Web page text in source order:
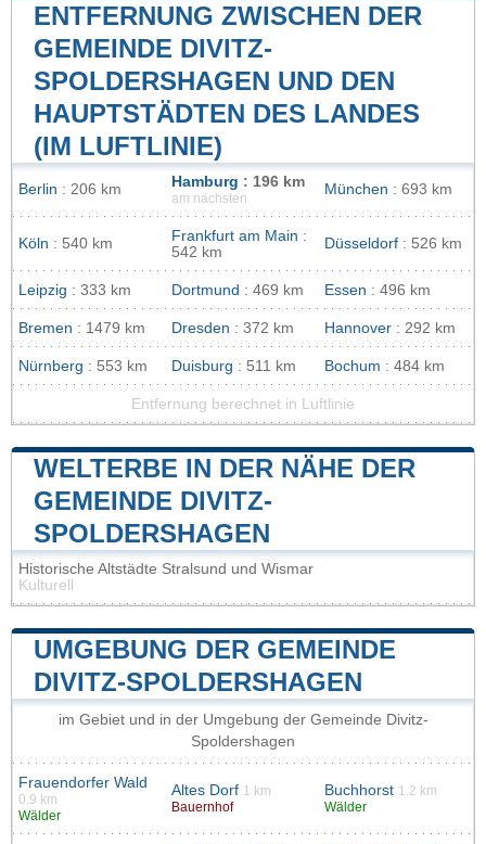
ENTFERNUNG ZWISCHEN DER
GEMEINDE DIVITZ-
SPOLDERSHAGEN UND DEN
HAUPTSTÄDTEN DES LANDES
(IM LUFTLINIE)
Berlin : 206 km Hamburg : 196 km
am nächsten
München : 693 km
Köln : 540 km Frankfurt am Main :
542 km
Düsseldorf : 526 km
Leipzig : 333 km Dortmund : 469 km Essen : 496 km
Bremen : 1479 km Dresden : 372 km Hannover : 292 km
Nürnberg : 553 km Duisburg : 511 km Bochum : 484 km
Entfernung berechnet in Luftlinie
WELTERBE IN DER NÄHE DER
GEMEINDE DIVITZ-
SPOLDERSHAGEN
Historische Altstädte Stralsund und Wismar
Kulturell
UMGEBUNG DER GEMEINDE
DIVITZ-SPOLDERSHAGEN
im Gebiet und in der Umgebung der Gemeinde Divitz-
Spoldershagen
Frauendorfer Wald
0.9 km
Wälder
Altes Dorf 1 km
Bauernhof
Buchhorst 1.2 km
Wälder